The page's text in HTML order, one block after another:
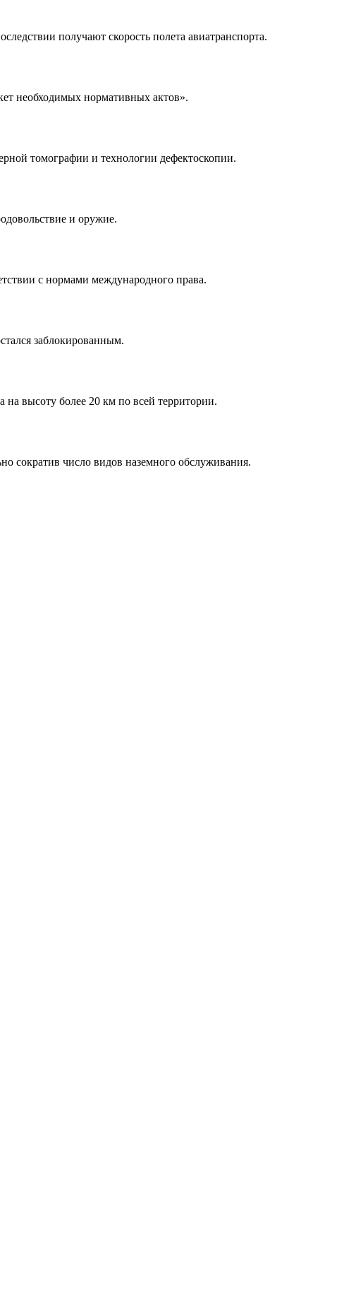
получают скорость полета авиатранспорта.
необходимых нормативных актов».
томографии и технологии дефектоскопии.
и оружие.
с нормами международного права.
заблокированным.
на высоту более 20 км по всей территории.
сократив число видов наземного обслуживания.